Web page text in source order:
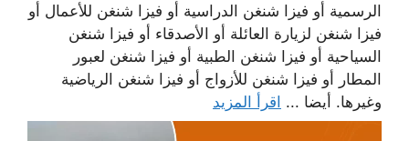
الرسمية أو فيزا شنغن الدراسية أو فيزا شنغن للأعمال أو
فيزا شنغن لزيارة العائلة أو الأصدقاء أو فيزا شنغن
السياحية أو فيزا شنغن الطبية أو فيزا شنغن لعبور
المطار أو فيزا شنغن للأزواج أو فيزا شنغن الرياضية
وغيرها. أيضا ... اقرأ المزيد